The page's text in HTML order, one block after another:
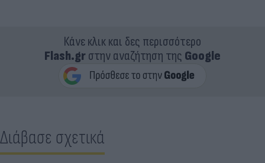
Κάνε κλικ και δες περισσότερο
Flash.grστην αναζήτηση της Google
Διάβασε σχετικά